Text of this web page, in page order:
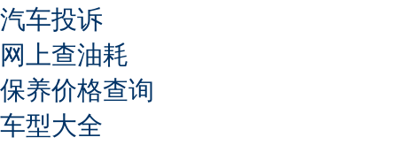
汽车投诉
网上查油耗
保养价格查询
车型大全